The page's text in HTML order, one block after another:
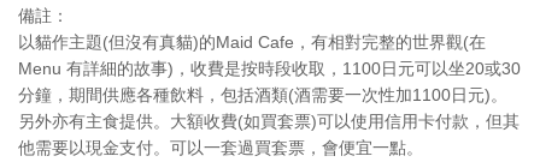
備註：
以貓作主題(但沒有真貓)的Maid Cafe，有相對完整的世界觀(在
Menu 有詳細的故事)，收費是按時段收取，1100日元可以坐20或30
分鐘，期間供應各種飲料，包括酒類(酒需要一次性加1100日元)。
另外亦有主食提供。大額收費(如買套票)可以使用信用卡付款，但其
他需要以現金支付。可以一套過買套票，會便宜一點。